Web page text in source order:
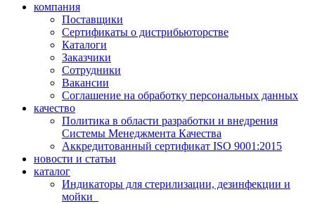
компания
Поставщики
Сертификаты о дистрибьюторстве
Каталоги
Заказчики
Сотрудники
Вакансии
Соглашение на обработку персональных данных
качество
Политика в области разработки и внедрения
Системы Менеджмента Качества
Аккредитованный сертификат ISO 9001:2015
новости и статьи
каталог
Индикаторы для стерилизации, дезинфекции и
мойки